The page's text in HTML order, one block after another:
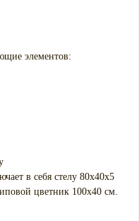
элементов:
в себя стелу 80х40х5
цветник 100х40 см.